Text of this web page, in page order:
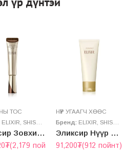
ТОС
ELIXIR SHISEIDO
Эликсир Зовхины тос
₮(2,179 пойнт)
НҮҮР УГААГЧ ХӨӨС
Бренд: ELIXIR SHISEIDO
Эликсир Нүүр цэвэрлэгч хөөс
91,200₮(912 пойнт)